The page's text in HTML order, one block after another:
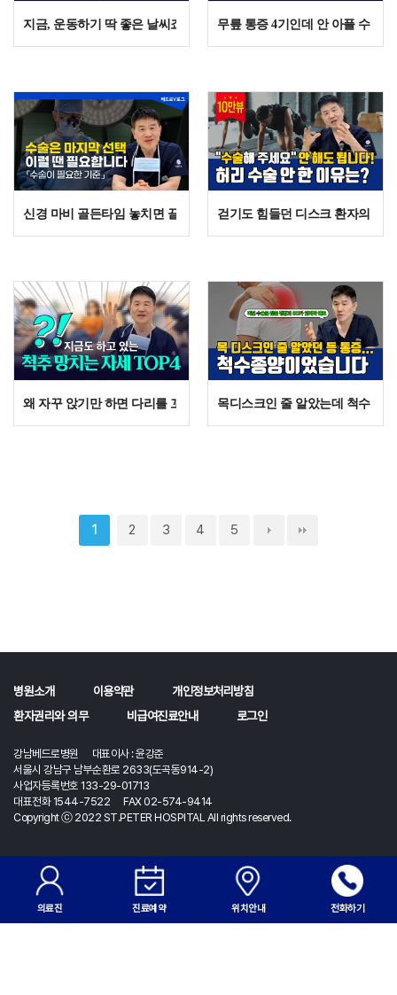
지금, 운동하기 딱 좋은 날씨죠? 무릎 관절 건강을 위해 이것만 조심하
무릎 통증 4기인데 안 아플 수도
신경 마비 골든타임 놓치면 끝? 전문의가 말하는 '이 증상' 절대 참지 마
걷기도 힘들던 디스크 환자의 반
왜 자꾸 앉기만 하면 다리를 꼬게 될까? OO가 무너졌기 때문입니다.
목디스크인 줄 알았는데 척수종
1 2 3 4 5
의료진 진료예약 위치안내 전화하기
병원소개 이용약관
개인정보처리방침
환자권리와 의무
비급여진료안내 로그인
강남베드로병원 대표이사 : 윤강준
서울시 강남구 남부순환로 2633(도곡동914-2)
사업자등록번호 133-29-01713
대표전화 1544-7522 FAX 02-574-9414
Copyright ⓒ 2022 ST.PETER HOSPITAL All rights reserved.